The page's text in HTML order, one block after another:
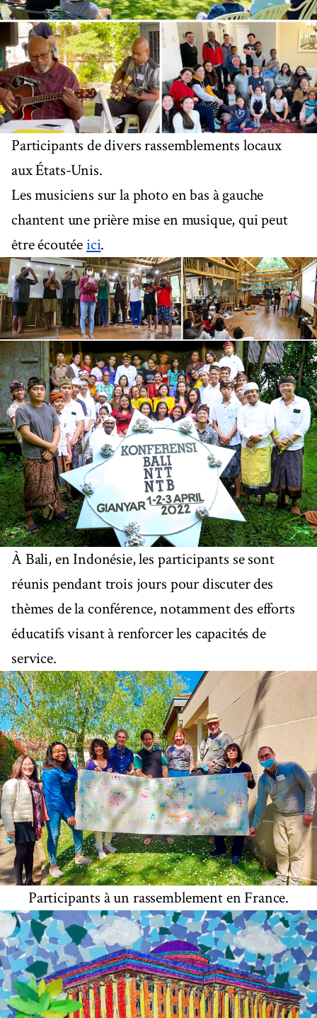
Participants de divers rassemblements locaux
aux États-Unis.
Les musiciens sur la photo en bas à gauche
chantent une prière mise en musique, qui peut
être écoutéeici.
À Bali, en Indonésie, les participants se sont
réunis pendant trois jours pour discuter des
thèmes de la conférence, notamment des efforts
éducatifs visant à renforcer les capacités de
service.
Participants à un rassemblement en France.